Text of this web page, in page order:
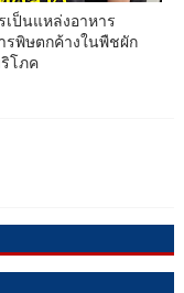
เป็นแหล่งอาหาร
รพิษตกค้างในพืชผัก
โภค